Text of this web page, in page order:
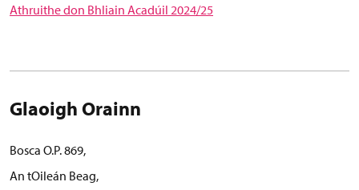
Athruithe don Bhliain Acadúil 2024/25
Glaoigh Orainn
Bosca O.P. 869,
An tOileán Beag,